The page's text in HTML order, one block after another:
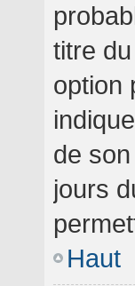
titre
option
de
jours
Haut